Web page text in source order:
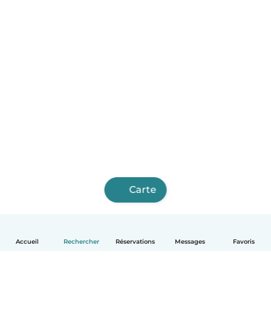
Accueil Rechercher Réservations Messages Favoris
Carte